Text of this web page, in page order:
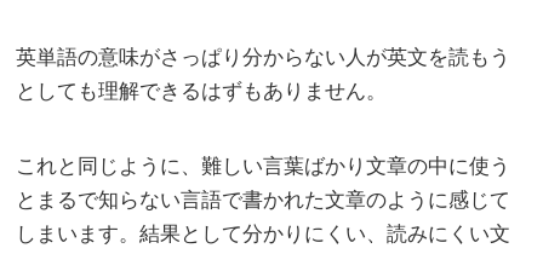
英単語の意味がさっぱり分からない人が英文を読もう
としても理解できるはずもありません。
これと同じように、難しい言葉ばかり文章の中に使う
とまるで知らない言語で書かれた文章のように感じて
しまいます。結果として分かりにくい、読みにくい文